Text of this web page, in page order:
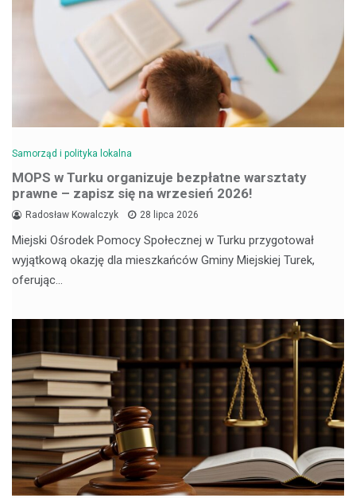
Samorząd i polityka lokalna
MOPS w Turku organizuje bezpłatne warsztaty
prawne – zapisz się na wrzesień 2026!
Radosław Kowalczyk 28 lipca 2026
Miejski Ośrodek Pomocy Społecznej w Turku przygotował
wyjątkową okazję dla mieszkańców Gminy Miejskiej Turek,
oferując…